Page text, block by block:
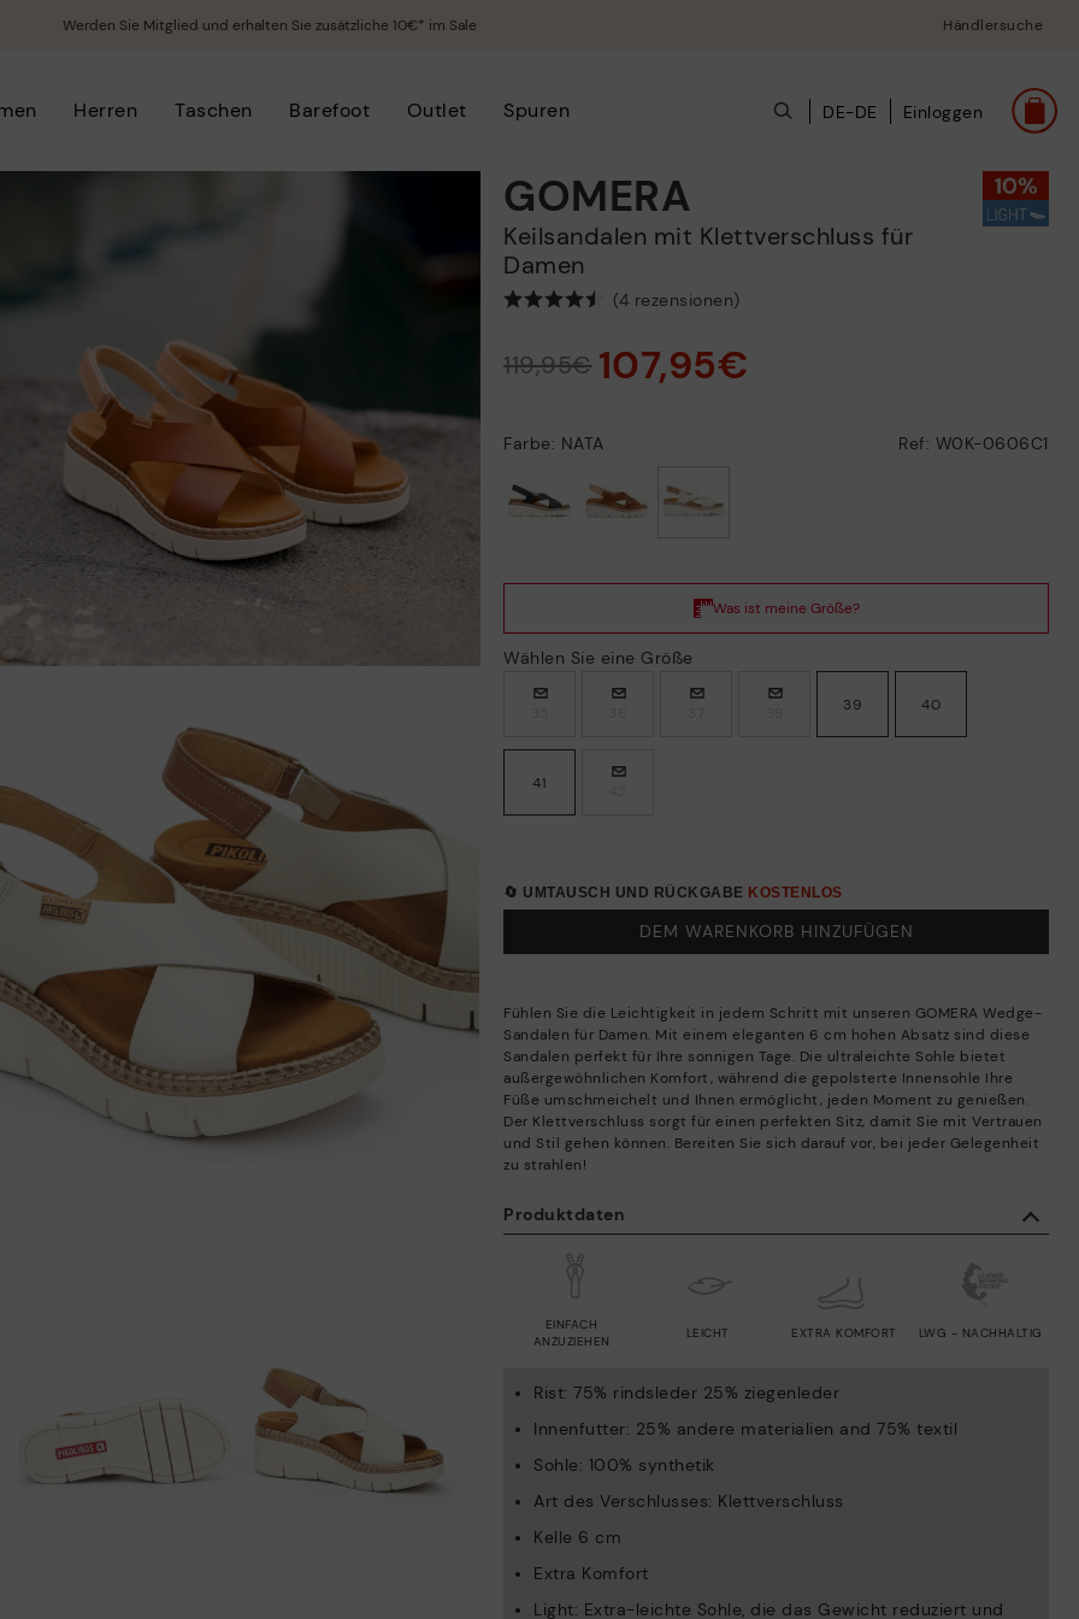
Werden Sie Mitglied und erhalten Sie zusätzliche 10€* im Sale Händlersuche
Herren Taschen Barefoot Outlet Spuren DE-DE Einloggen
Produktdaten
LEICHT
EINFACH
ANZUZIEHEN
EXTRA KOMFORT LWG - NACHHALTIG
Rist: 75% rindsleder 25% ziegenleder
Innenfutter: 25% andere materialien and 75% textil
Sohle: 100% synthetik
Art des Verschlusses: Klettverschluss
Kelle 6 cm
Extra Komfort
Light: Extra-leichte Sohle, die das Gewicht reduziert und
GOMERA
Keilsandalen mit Klettverschluss für
Damen
(4 rezensionen)
119,95€ 107,95€
Farbe: NATA Ref: W0K-0606C1
Wählen Sie eine Größe
39 40
41
🔄 UMTAUSCH UND RÜCKGABE KOSTENLOS
DEM WARENKORB HINZUFÜGEN
Fühlen Sie die Leichtigkeit in jedem Schritt mit unseren GOMERA Wedge-
Sandalen für Damen. Mit einem eleganten 6 cm hohen Absatz sind diese
Sandalen perfekt für Ihre sonnigen Tage. Die ultraleichte Sohle bietet
außergewöhnlichen Komfort, während die gepolsterte Innensohle Ihre
Füße umschmeichelt und Ihnen ermöglicht, jeden Moment zu genießen.
Der Klettverschluss sorgt für einen perfekten Sitz, damit Sie mit Vertrauen
und Stil gehen können. Bereiten Sie sich darauf vor, bei jeder Gelegenheit
zu strahlen!